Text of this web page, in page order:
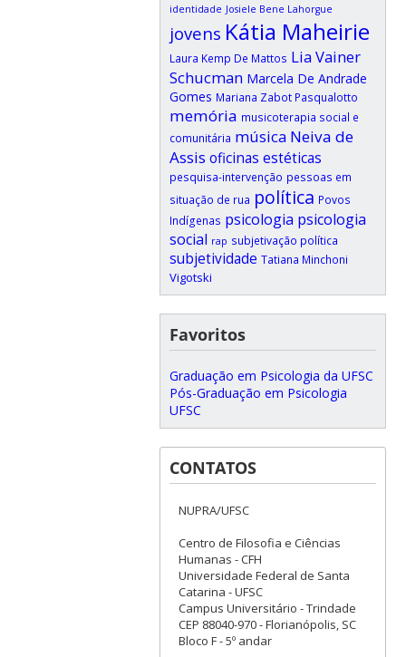
identidade Josiele Bene Lahorgue
jovens Kátia Maheirie
Laura Kemp De Mattos Lia Vainer
Schucman Marcela De Andrade
Gomes Mariana Zabot Pasqualotto
memória musicoterapia social e
comunitária música Neiva de
Assis oficinas estéticas
pesquisa-intervenção pessoas em
situação de rua política Povos
Indígenas psicologia psicologia
social rap subjetivação política
subjetividade Tatiana Minchoni
Vigotski
Favoritos
Graduação em Psicologia da UFSC
Pós-Graduação em Psicologia
UFSC
CONTATOS
NUPRA/UFSC
Centro de Filosofia e Ciências
Humanas - CFH
Universidade Federal de Santa
Catarina - UFSC
Campus Universitário - Trindade
CEP 88040-970 - Florianópolis, SC
Bloco F - 5º andar